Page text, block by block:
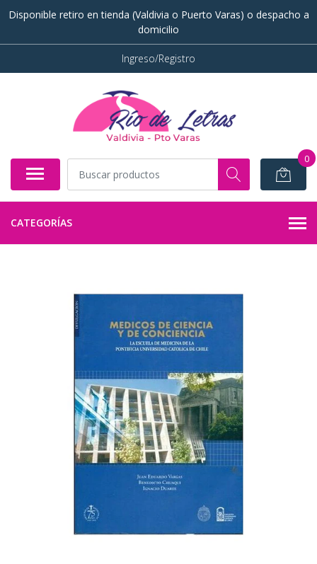
Disponible retiro en tienda (Valdivia o Puerto Varas) o despacho a
domicilio
Ingreso/Registro
0
CATEGORÍAS